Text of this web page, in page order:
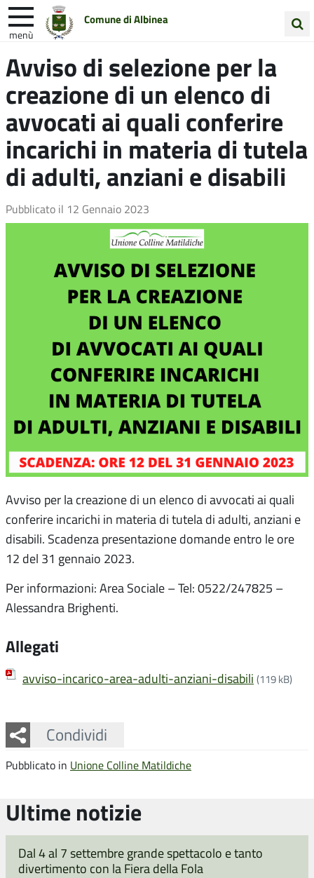
Comune di Albinea
menù
nel
sito
Entra in Comune
Unione Colline Matildiche
Avviso di selezione per la
creazione di un elenco di
avvocati ai quali conferire
incarichi in materia di tutela
di adulti, anziani e disabili
Pubblicato il 12 Gennaio 2023
Avviso per la creazione di un elenco di avvocati ai quali
conferire incarichi in materia di tutela di adulti, anziani e
disabili. Scadenza presentazione domande entro le ore
12 del 31 gennaio 2023.
Per informazioni: Area Sociale – Tel: 0522/247825 –
Alessandra Brighenti.
Allegati
avviso-incarico-area-adulti-anziani-disabili (119 kB)
Condividi
Facebook
Twitter
Whatsapp
Pubblicato in Unione Colline Matildiche
Ultime notizie
Dal 4 al 7 settembre grande spettacolo e tanto
divertimento con la Fiera della Fola